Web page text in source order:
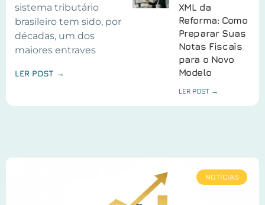
sistema tributário
brasileiro tem sido, por
décadas, um dos
maiores entraves
LER POST →
XML da
Reforma: Como
Preparar Suas
Notas Fiscais
para o Novo
Modelo
LER POST →
NOTÍCIAS